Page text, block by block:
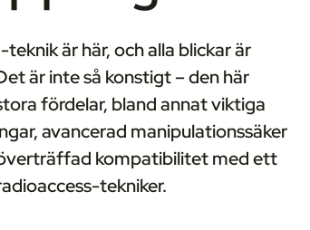
är här, och alla blickar är
är inte så konstigt – den här
fördelar, bland annat viktiga
avancerad manipulationssäker
kompatibilitet med ett
tekniker.